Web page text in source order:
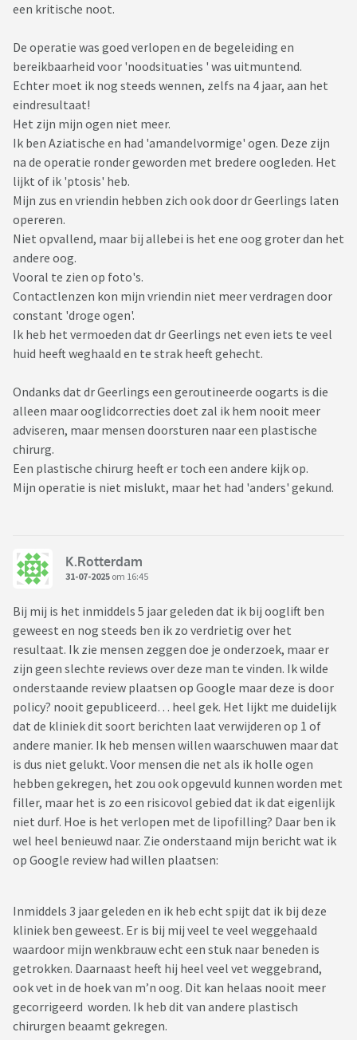
een kritische noot.
De operatie was goed verlopen en de begeleiding en
bereikbaarheid voor 'noodsituaties ' was uitmuntend.
Echter moet ik nog steeds wennen, zelfs na 4 jaar, aan het
eindresultaat!
Het zijn mijn ogen niet meer.
Ik ben Aziatische en had 'amandelvormige' ogen. Deze zijn
na de operatie ronder geworden met bredere oogleden. Het
lijkt of ik 'ptosis' heb.
Mijn zus en vriendin hebben zich ook door dr Geerlings laten
opereren.
Niet opvallend, maar bij allebei is het ene oog groter dan het
andere oog.
Vooral te zien op foto's.
Contactlenzen kon mijn vriendin niet meer verdragen door
constant 'droge ogen'.
Ik heb het vermoeden dat dr Geerlings net even iets te veel
huid heeft weghaald en te strak heeft gehecht.
Ondanks dat dr Geerlings een geroutineerde oogarts is die
alleen maar ooglidcorrecties doet zal ik hem nooit meer
adviseren, maar mensen doorsturen naar een plastische
chirurg.
Een plastische chirurg heeft er toch een andere kijk op.
Mijn operatie is niet mislukt, maar het had 'anders' gekund.
K.Rotterdam
31-07-2025 om 16:45
Bij mij is het inmiddels 5 jaar geleden dat ik bij ooglift ben
geweest en nog steeds ben ik zo verdrietig over het
resultaat. Ik zie mensen zeggen doe je onderzoek, maar er
zijn geen slechte reviews over deze man te vinden. Ik wilde
onderstaande review plaatsen op Google maar deze is door
policy? nooit gepubliceerd… heel gek. Het lijkt me duidelijk
dat de kliniek dit soort berichten laat verwijderen op 1 of
andere manier. Ik heb mensen willen waarschuwen maar dat
is dus niet gelukt. Voor mensen die net als ik holle ogen
hebben gekregen, het zou ook opgevuld kunnen worden met
filler, maar het is zo een risicovol gebied dat ik dat eigenlijk
niet durf. Hoe is het verlopen met de lipofilling? Daar ben ik
wel heel benieuwd naar. Zie onderstaand mijn bericht wat ik
op Google review had willen plaatsen:
Inmiddels 3 jaar geleden en ik heb echt spijt dat ik bij deze
kliniek ben geweest. Er is bij mij veel te veel weggehaald
waardoor mijn wenkbrauw echt een stuk naar beneden is
getrokken. Daarnaast heeft hij heel veel vet weggebrand,
ook vet in de hoek van m’n oog. Dit kan helaas nooit meer
gecorrigeerd worden. Ik heb dit van andere plastisch
chirurgen beaamt gekregen.